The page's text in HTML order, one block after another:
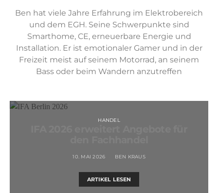
Ben hat viele Jahre Erfahrung im Elektrobereich
und dem EGH. Seine Schwerpunkte sind
Smarthome, CE, erneuerbare Energie und
Installation. Er ist emotionaler Gamer und in der
Freizeit meist auf seinem Motorrad, an seinem
Bass oder beim Wandern anzutreffen
HANDEL
10. MAI 2026 BEN KRAUS
ARTIKEL LESEN